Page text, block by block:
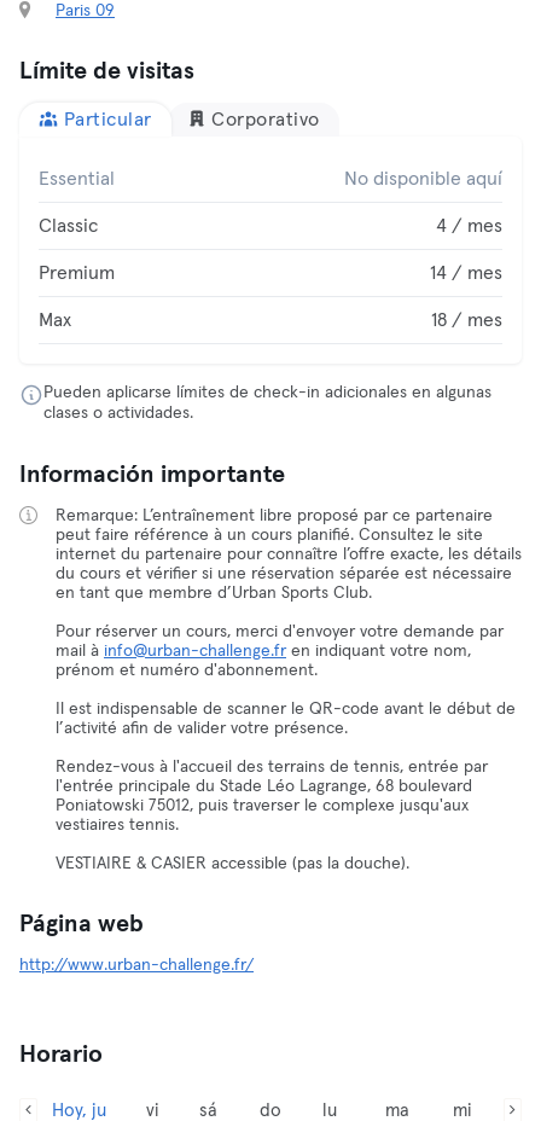
Paris 09
Límite de visitas
Particular Corporativo
Essential No disponible aquí
Classic 4 / mes
Premium 14 / mes
Max 18 / mes
Pueden aplicarse límites de check-in adicionales en algunas
clases o actividades.
Información importante
Remarque: L’entraînement libre proposé par ce partenaire
peut faire référence à un cours planifié. Consultez le site
internet du partenaire pour connaître l’offre exacte, les détails
du cours et vérifier si une réservation séparée est nécessaire
en tant que membre d’Urban Sports Club.
Pour réserver un cours, merci d'envoyer votre demande par
mail à info@urban-challenge.fren indiquant votre nom,
prénom et numéro d'abonnement.
Il est indispensable de scanner le QR-code avant le début de
l’activité afin de valider votre présence.
Rendez-vous à l'accueil des terrains de tennis, entrée par
l'entrée principale du Stade Léo Lagrange, 68 boulevard
Poniatowski 75012, puis traverser le complexe jusqu'aux
vestiaires tennis.
VESTIAIRE & CASIER accessible (pas la douche).
Página web
http://www.urban-challenge.fr/
Horario
Hoy, ju
vi
sá
do
lu
ma
mi